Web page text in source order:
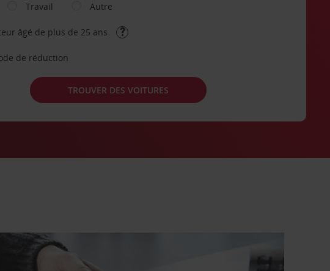
Travail Autre
âgé de plus de 25 ans
de réduction
TROUVER DES VOITURES